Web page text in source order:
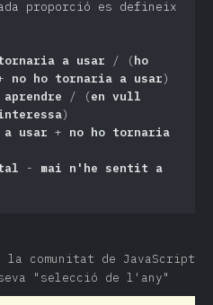
proporció es defineix
a usar / (ho
no ho tornaria a usar)
/ (en vull
)
usar + no ho tornaria
- mai n'he sentit a
la comunitat de JavaScript
"selecció de l'any"